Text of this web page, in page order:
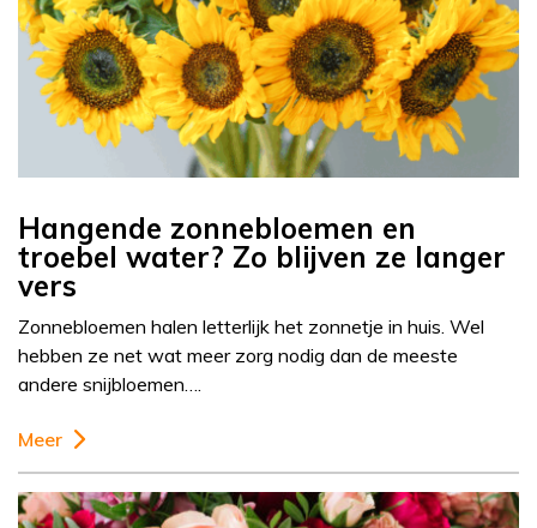
Hangende zonnebloemen en
troebel water? Zo blijven ze langer
vers
Zonnebloemen halen letterlijk het zonnetje in huis. Wel
hebben ze net wat meer zorg nodig dan de meeste
andere snijbloemen….
Meer